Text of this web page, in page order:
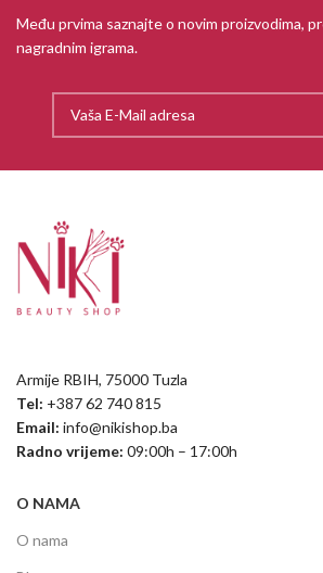
Među prvima saznajte o novim proizvodima,
nagradnim igrama.
Armije RBIH, 75000 Tuzla
Tel: +387 62 740 815
Email: info@nikishop.ba
Radno vrijeme: 09:00h – 17:00h
O NAMA
O nama